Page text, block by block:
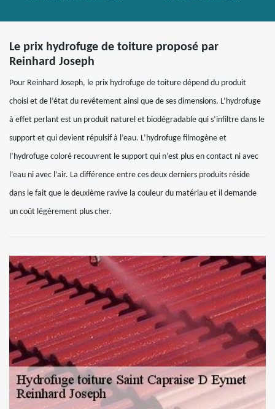
Le prix hydrofuge de toiture proposé par
Reinhard Joseph
Pour Reinhard Joseph, le prix hydrofuge de toiture dépend du produit
choisi et de l’état du revêtement ainsi que de ses dimensions. L’hydrofuge
à effet perlant est un produit naturel et biodégradable qui s’infiltre dans le
support et qui devient répulsif à l’eau. L’hydrofuge filmogène et
l’hydrofuge coloré recouvrent le support qui n’est plus en contact ni avec
l’eau ni avec l’air. La différence entre ces deux derniers produits réside
dans le fait que le deuxième ravive la couleur du matériau et il demande
un coût légèrement plus cher.